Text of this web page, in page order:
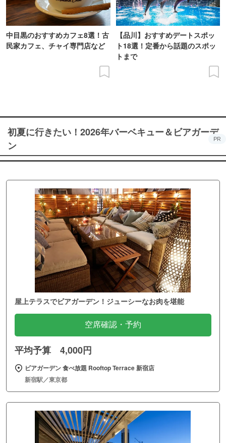
中目黒のおすすめカフェ8選！古
民家カフェ、チャイ専門店など
【品川】おすすめデートスポッ
ト18選！定番から話題のスポッ
トまで
初夏に行きたい！2026年バーベキュー＆ビアガーデ
ン
PR
屋上テラスでビアガーデン！ジューシーなお肉を堪能
空席確認・予約
平均予算 4,000円
ビアガーデン 食べ放題 Rooftop Terrace 新宿店
新宿駅／東京都